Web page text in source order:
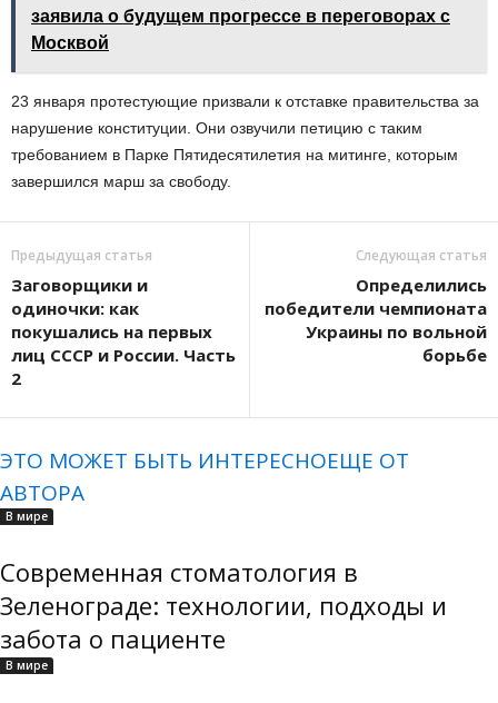
заявила о будущем прогрессе в переговорах с
Москвой
23 января протестующие призвали к отставке правительства за
нарушение конституции. Они озвучили петицию с таким
требованием в Парке Пятидесятилетия на митинге, которым
завершился марш за свободу.
Предыдущая статья
Заговорщики и
одиночки: как
покушались на первых
лиц СССР и России. Часть
2
Следующая статья
Определились
победители чемпионата
Украины по вольной
борьбе
ЭТО МОЖЕТ БЫТЬ ИНТЕРЕСНОЕЩЕ ОТ
АВТОРА
В мире
Современная стоматология в
Зеленограде: технологии, подходы и
забота о пациенте
В мире